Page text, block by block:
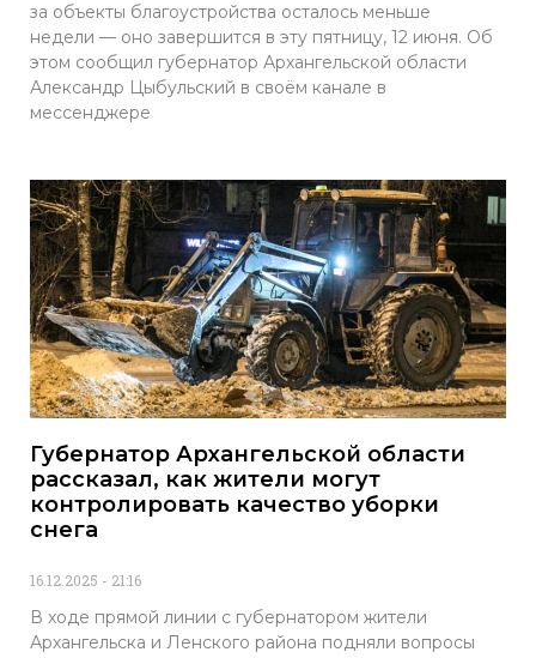
за объекты благоустройства осталось меньше
недели — оно завершится в эту пятницу, 12 июня. Об
этом сообщил губернатор Архангельской области
Александр Цыбульский в своём канале в
мессенджере
Губернатор Архангельской области
рассказал, как жители могут
контролировать качество уборки
снега
16.12.2025 21:16
В ходе прямой линии с губернатором жители
Архангельска и Ленского района подняли вопросы